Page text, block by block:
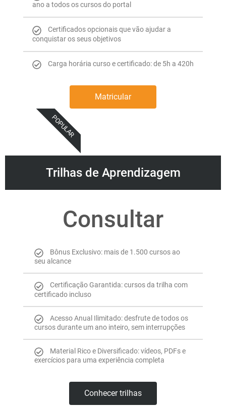
ano a todos os cursos do portal
Certificados opcionais que vão ajudar a
conquistar os seus objetivos
Carga horária curso e certificado: de 5h a 420h
Matricular
POPULAR
Trilhas de Aprendizagem
Consultar
Bônus Exclusivo: mais de 1.500 cursos ao
seu alcance
Certificação Garantida: cursos da trilha com
certificado incluso
Acesso Anual Ilimitado: desfrute de todos os
cursos durante um ano inteiro, sem interrupções
Material Rico e Diversificado: vídeos, PDFs e
exercícios para uma experiência completa
Conhecer trilhas